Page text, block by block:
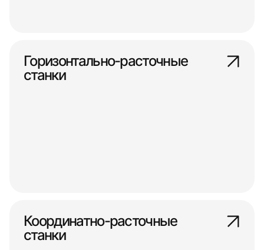
Горизонтально-расточные
станки
Координатно-расточные
станки